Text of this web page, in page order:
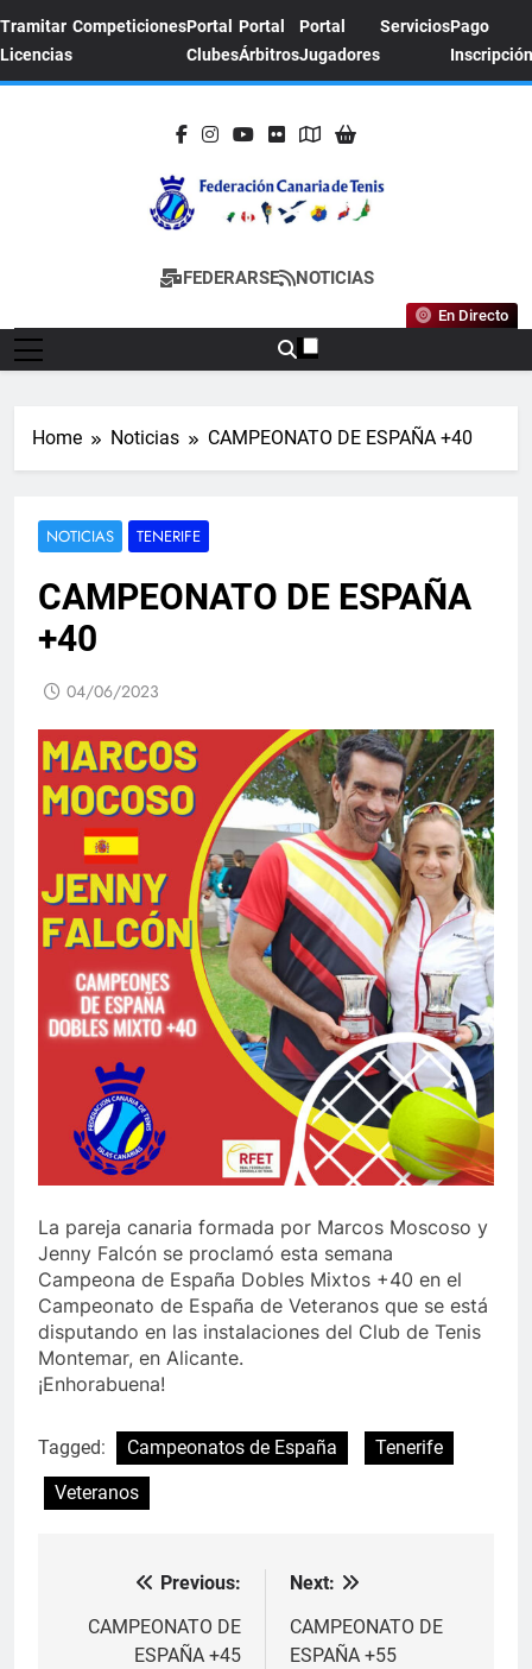
Tramitar
Licencias
CompeticionesPortal
Clubes
Portal
Árbitros
Portal
Jugadores
ServiciosPago
Inscripción
FEDERACION
CANARIA DE
TENIS
Sitio Oficial De La Federación Canaria De
FEDERARSE NOTICIAS
En Directo
Home Noticias CAMPEONATO DE ESPAÑA +40
NOTICIAS TENERIFE
CAMPEONATO DE ESPAÑA
+40
04/06/2023
La pareja canaria formada por Marcos Moscoso y
Jenny Falcón se proclamó esta semana
Campeona de España Dobles Mixtos +40 en el
Campeonato de España de Veteranos que se está
disputando en las instalaciones del Club de Tenis
Montemar, en Alicante.
¡Enhorabuena!
Tagged: Campeonatos de España
Tenerife
Veteranos
Navegación
de
Previous:
CAMPEONATO DE
ESPAÑA +45
Next:
CAMPEONATO DE
ESPAÑA +55